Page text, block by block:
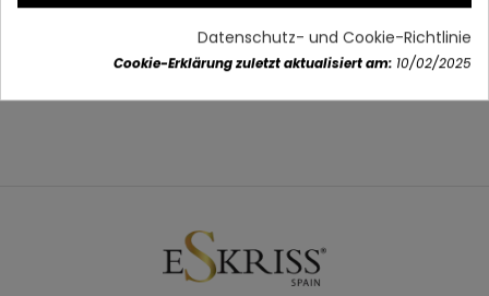
Artikeldetails
Datenschutz- und Cookie-Richtlinie
Cookie-Erklärung zuletzt aktualisiert am: 10/02/2025